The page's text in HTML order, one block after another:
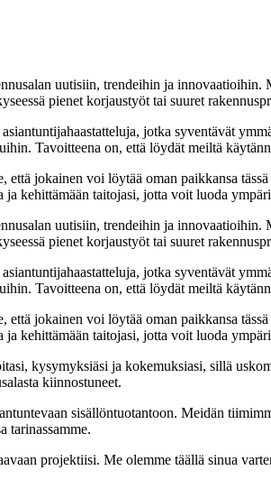
uutisiin, trendeihin ja
pienet korjaustyöt tai suuret
jotka syventävät
Tavoitteena on, että löydät meiltä
jokainen voi löytää oman paikkansa
kehittämään taitojasi, jotta voit luoda
uutisiin, trendeihin ja
pienet korjaustyöt tai suuret
jotka syventävät
Tavoitteena on, että löydät meiltä
jokainen voi löytää oman paikkansa
kehittämään taitojasi, jotta voit luoda
kysymyksiäsi ja kokemuksiasi, sillä
kiinnostuneet.
sisällöntuotantoon. Meidän
tarinassamme.
projektiisi. Me olemme täällä sinua